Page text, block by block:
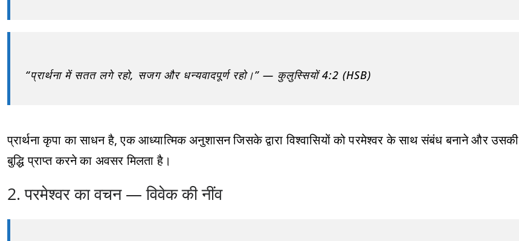
“प्रार्थना में सतत लगे रहो, सजग और धन्यवादपूर्ण रहो।” — कुलुस्सियों 4:2 (HSB)
प्रार्थना कृपा का साधन है, एक आध्यात्मिक अनुशासन जिसके द्वारा विश्वासियों को परमेश्वर के साथ संबंध बनाने और उसकी
बुद्धि प्राप्त करने का अवसर मिलता है।
2. परमेश्वर का वचन — विवेक की नींव